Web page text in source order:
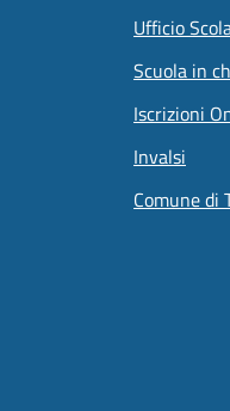
Ufficio
Scuola in
Iscrizioni
Invalsi
Comune di